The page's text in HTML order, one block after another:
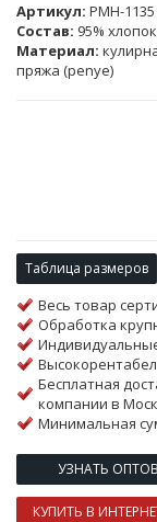
Артикул PMH-1135
Состав: 95%
Материал:
пряжа (penye)
Таблица размеров
Весь товар
Обработка
Бесплатная
компании в
Минимальная
УЗНАТЬ
КУПИТЬ В